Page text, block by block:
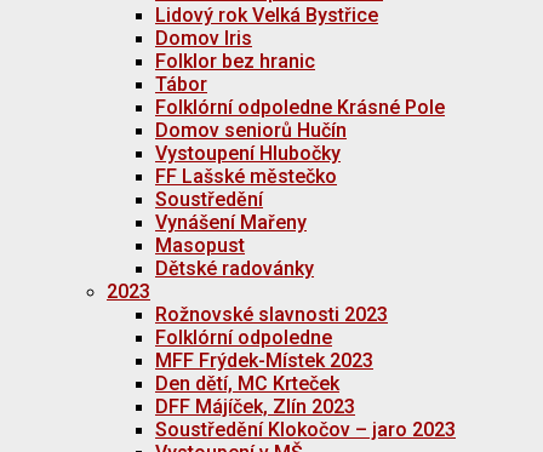
Lidový rok Velká Bystřice
Domov Iris
Folklor bez hranic
Tábor
Folklórní odpoledne Krásné Pole
Domov seniorů Hučín
Vystoupení Hlubočky
FF Lašské městečko
Soustředění
Vynášení Mařeny
Masopust
Dětské radovánky
2023
Rožnovské slavnosti 2023
Folklórní odpoledne
MFF Frýdek-Místek 2023
Den dětí, MC Krteček
DFF Májíček, Zlín 2023
Soustředění Klokočov – jaro 2023